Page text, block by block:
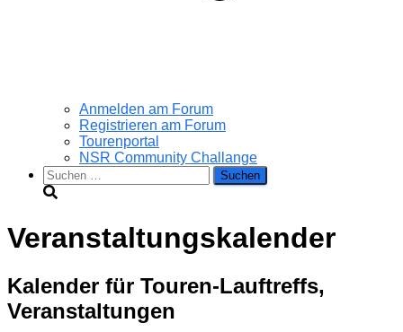
Anmelden am Forum
Registrieren am Forum
Tourenportal
NSR Community Challange
Suchen
nach:
Veranstaltungskalender
Kalender für Touren-Lauftreffs,
Veranstaltungen